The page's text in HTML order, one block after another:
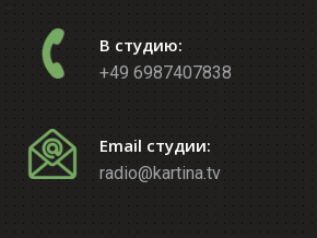
В студию:
+49 6987407838
Email студии:
radio@kartina.tv